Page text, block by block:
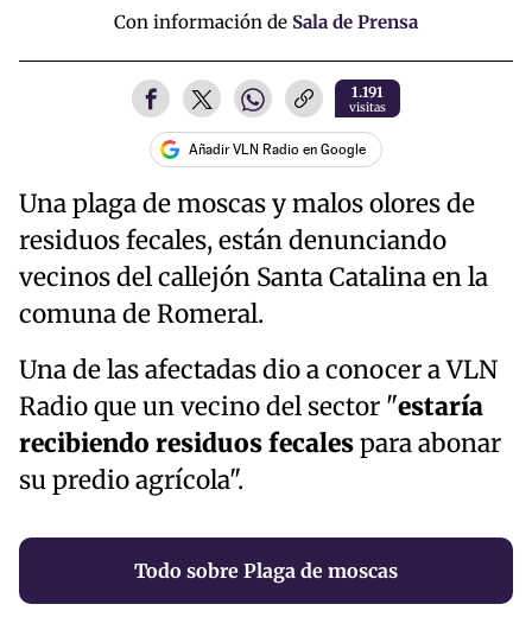
Con información de Sala de Prensa
1.191
visitas
Añadir VLN Radio en Google
Una plaga de moscas y malos olores de
residuos fecales, están denunciando
vecinos del callejón Santa Catalina en la
comuna de Romeral.
Una de las afectadas dio a conocer a VLN
Radio que un vecino del sector "estaría
recibiendo residuos fecalespara abonar
su predio agrícola".
Todo sobre Plaga de moscas